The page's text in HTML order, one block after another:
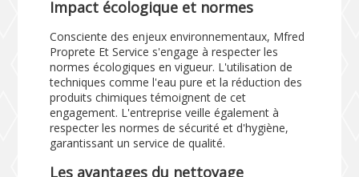
Impact écologique et normes
Consciente des enjeux environnementaux, Mfred
Proprete Et Service s'engage à respecter les
normes écologiques en vigueur. L'utilisation de
techniques comme l'eau pure et la réduction des
produits chimiques témoignent de cet
engagement. L'entreprise veille également à
respecter les normes de sécurité et d'hygiène,
garantissant un service de qualité.
Les avantages du nettoyage